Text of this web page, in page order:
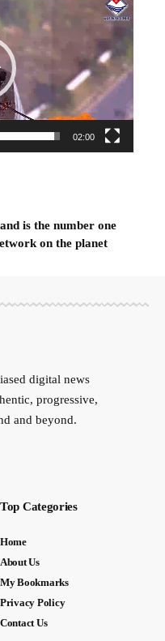
02:00
is the number one
on the planet
digital news
progressive,
and beyond.
Top Categories
Home
About Us
My Bookmarks
Privacy Policy
Contact Us